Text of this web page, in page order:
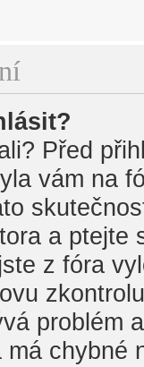
Před
vám na
a ptejte
z fóra
problém
má chybné